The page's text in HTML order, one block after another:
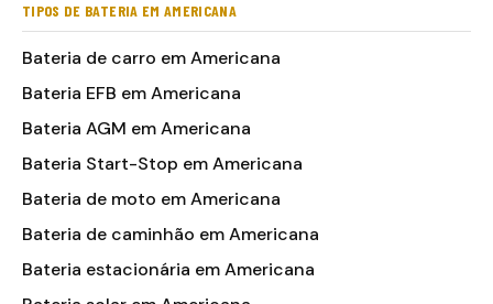
TIPOS DE BATERIA EM AMERICANA
Bateria de carro em Americana
Bateria EFB em Americana
Bateria AGM em Americana
Bateria Start-Stop em Americana
Bateria de moto em Americana
Bateria de caminhão em Americana
Bateria estacionária em Americana